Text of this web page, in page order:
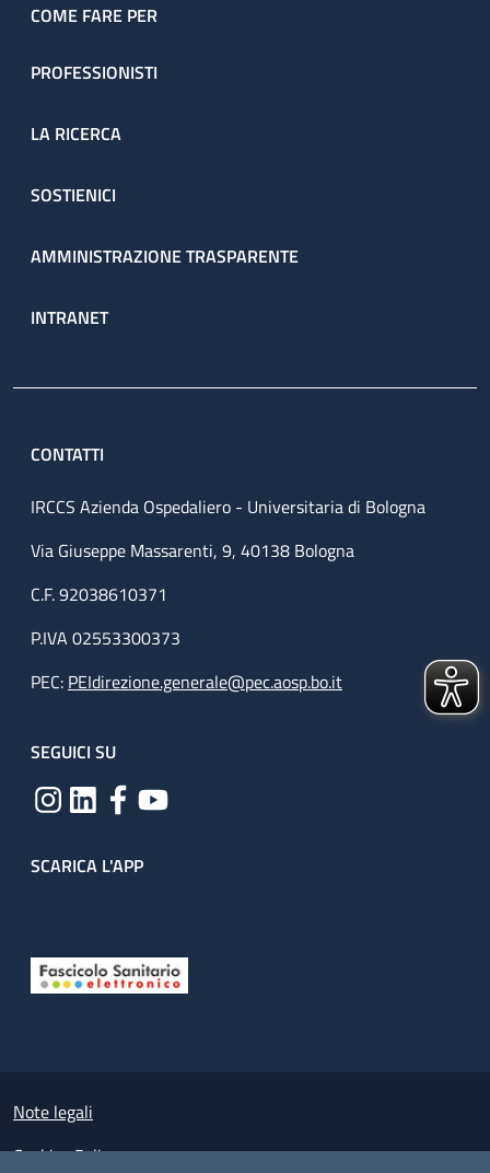
COME FARE PER
PROFESSIONISTI
LA RICERCA
SOSTIENICI
AMMINISTRAZIONE TRASPARENTE
INTRANET
CONTATTI
IRCCS Azienda Ospedaliero - Universitaria di Bologna
Via Giuseppe Massarenti, 9, 40138 Bologna
C.F. 92038610371
P.IVA 02553300373
PEC: PEIdirezione.generale@pec.aosp.bo.it
SEGUICI SU
SCARICA L'APP
Small prints
Note legali
Cookies Policy